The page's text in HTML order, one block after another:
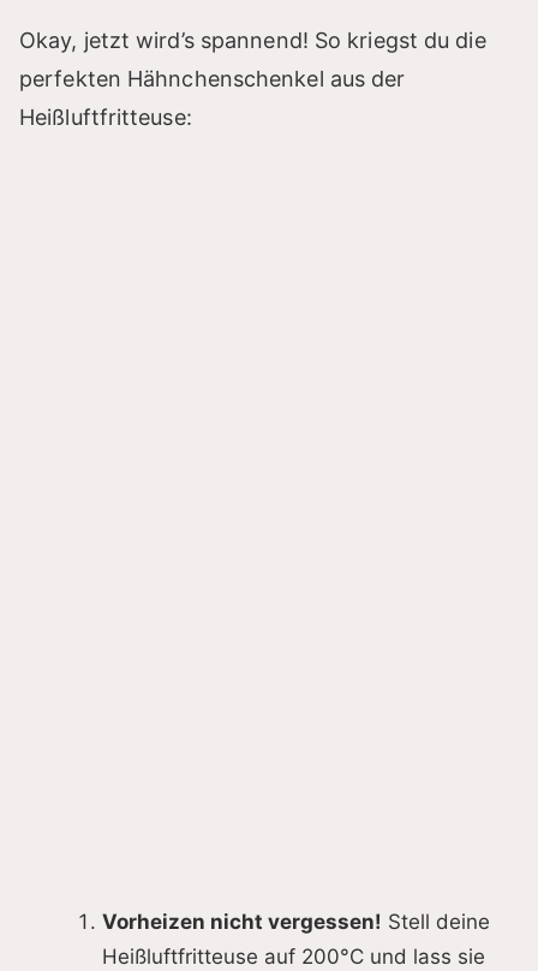
Okay, jetzt wird’s spannend! So kriegst du die
perfekten Hähnchenschenkel aus der
Heißluftfritteuse:
Vorheizen nicht vergessen! Stell deine
Heißluftfritteuse auf 200°C und lass sie